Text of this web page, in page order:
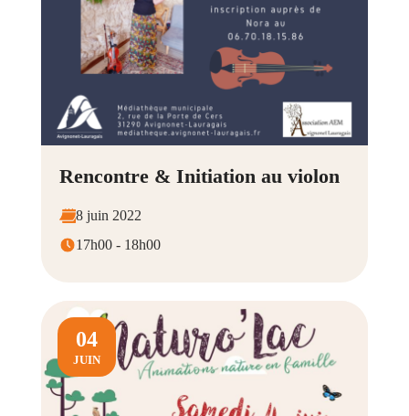
Rencontre & Initiation au violon
8 juin 2022
17h00 - 18h00
04
JUIN